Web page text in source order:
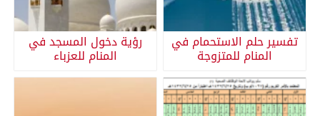
تفسير حلم الاستحمام في
المنام للمتزوجة
رؤية دخول المسجد في
المنام للعزباء